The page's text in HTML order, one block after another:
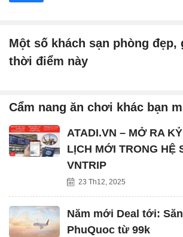
Một số khách sạn phòng đẹp,
thời điểm này
Cẩm nang ăn chơi khác bạn
ATADI.VN – MỞ RA
LỊCH MỚI TRONG HỆ
VNTRIP
23 Th12, 2025
Năm mới Deal tới:
PhuQuoc từ 99k